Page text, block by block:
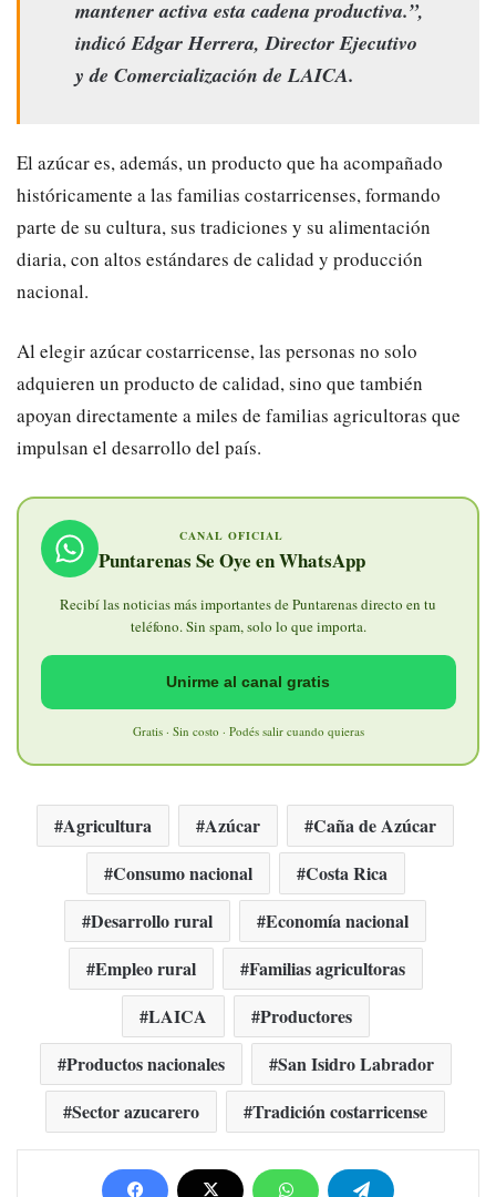
mantener activa esta cadena productiva.”,
indicó Edgar Herrera, Director Ejecutivo
y de Comercialización de LAICA.
El azúcar es, además, un producto que ha acompañado
históricamente a las familias costarricenses, formando
parte de su cultura, sus tradiciones y su alimentación
diaria, con altos estándares de calidad y producción
nacional.
Al elegir azúcar costarricense, las personas no solo
adquieren un producto de calidad, sino que también
apoyan directamente a miles de familias agricultoras que
impulsan el desarrollo del país.
CANAL OFICIAL
Puntarenas Se Oye en WhatsApp
Recibí las noticias más importantes de Puntarenas directo en tu
teléfono. Sin spam, solo lo que importa.
Unirme al canal gratis
Gratis · Sin costo · Podés salir cuando quieras
Agricultura Azúcar
Caña de Azúcar
Consumo nacional
Costa Rica
Desarrollo rural
Economía nacional
Empleo rural
Familias agricultoras
LAICA
Productores
Productos nacionales
San Isidro Labrador
Sector azucarero
Tradición costarricense